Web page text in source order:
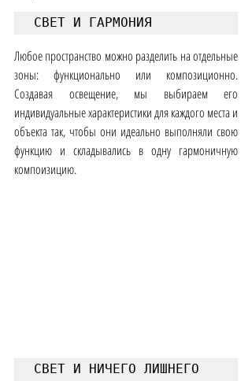
СВЕТ И ГАРМОНИЯ
Любое пространство можно разделить на отдельные
зоны: функционально или композиционно.
Создавая освещение, мы выбираем его
индивидуальные характеристики для каждого места и
объекта так, чтобы они идеально выполняли свою
функцию и складывались в одну гармоничную
компоизицию.
СВЕТ И НИЧЕГО ЛИШНЕГО